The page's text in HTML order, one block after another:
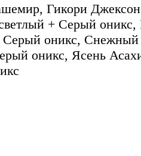
Гикори Джексон
+ Серый
оникс,
оникс, Ясень